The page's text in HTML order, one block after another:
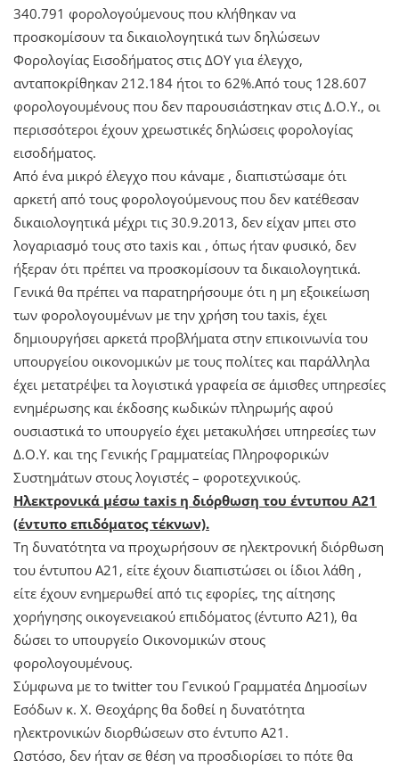
340.791 φορολογούμενους που κλήθηκαν να
προσκομίσουν τα δικαιολογητικά των δηλώσεων
Φορολογίας Εισοδήματος στις ΔΟΥ για έλεγχο,
ανταποκρίθηκαν 212.184 ήτοι το 62%.Από τους 128.607
φορολογουμένους που δεν παρουσιάστηκαν στις Δ.Ο.Υ., οι
περισσότεροι έχουν χρεωστικές δηλώσεις φορολογίας
εισοδήματος.
Από ένα μικρό έλεγχο που κάναμε , διαπιστώσαμε ότι
αρκετή από τους φορολογούμενους που δεν κατέθεσαν
δικαιολογητικά μέχρι τις 30.9.2013, δεν είχαν μπει στο
λογαριασμό τους στο taxis και , όπως ήταν φυσικό, δεν
ήξεραν ότι πρέπει να προσκομίσουν τα δικαιολογητικά.
Γενικά θα πρέπει να παρατηρήσουμε ότι η μη εξοικείωση
των φορολογουμένων με την χρήση του taxis, έχει
δημιουργήσει αρκετά προβλήματα στην επικοινωνία του
υπουργείου οικονομικών με τους πολίτες και παράλληλα
έχει μετατρέψει τα λογιστικά γραφεία σε άμισθες υπηρεσίες
ενημέρωσης και έκδοσης κωδικών πληρωμής αφού
ουσιαστικά το υπουργείο έχει μετακυλήσει υπηρεσίες των
Δ.Ο.Υ. και της Γενικής Γραμματείας Πληροφορικών
Συστημάτων στους λογιστές – φοροτεχνικούς.
Ηλεκτρονικά μέσω taxis η διόρθωση του έντυπου Α21
(έντυπο επιδόματος τέκνων).
Τη δυνατότητα να προχωρήσουν σε ηλεκτρονική διόρθωση
του έντυπου Α21, είτε έχουν διαπιστώσει οι ίδιοι λάθη ,
είτε έχουν ενημερωθεί από τις εφορίες, της αίτησης
χορήγησης οικογενειακού επιδόματος (έντυπο Α21), θα
δώσει το υπουργείο Οικονομικών στους
φορολογουμένους.
Σύμφωνα με το twitter του Γενικού Γραμματέα Δημοσίων
Εσόδων κ. Χ. Θεοχάρης θα δοθεί η δυνατότητα
ηλεκτρονικών διορθώσεων στο έντυπο Α21.
Ωστόσο, δεν ήταν σε θέση να προσδιορίσει το πότε θα